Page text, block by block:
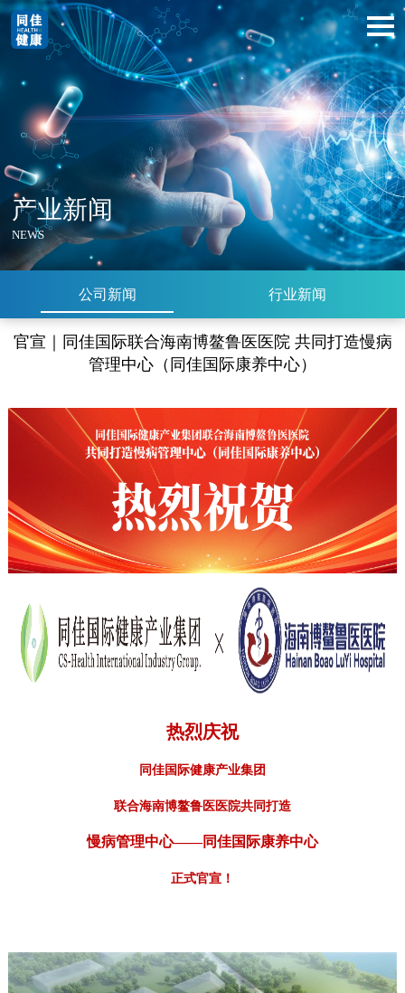
产业新闻
NEWS
公司新闻 行业新闻
官宣｜同佳国际联合海南博鳌鲁医医院 共同打造慢病
管理中心（同佳国际康养中心）
热烈庆祝
同佳国际健康产业集团
联合海南博鳌鲁医医院共同打造
慢病管理中心——同佳国际康养中心
正式官宣！